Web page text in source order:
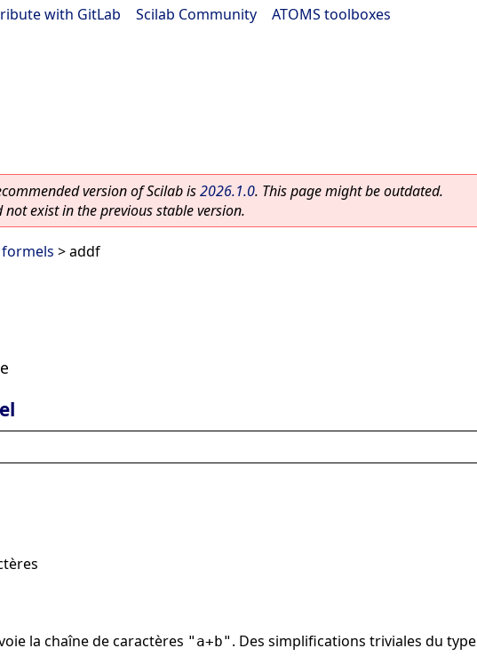
with GitLab Scilab Community ATOMS toolboxes
version of Scilab is2026.1.0. This page might be outdated.
not exist in the previous stable version.
formels > addf
la chaîne de caractères "a+b" . Des simplifications triviales du type